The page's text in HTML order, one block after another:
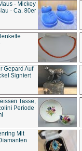
- Mickey
- Ca. 80er
Gepard Auf
Signiert
Tasse,
Periode
Mit